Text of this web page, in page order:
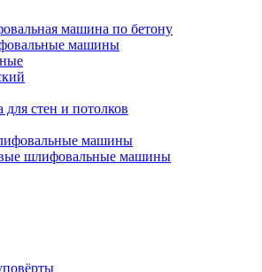
машина по бетону
машины
стен и потолков
машины
шлифовальные машины